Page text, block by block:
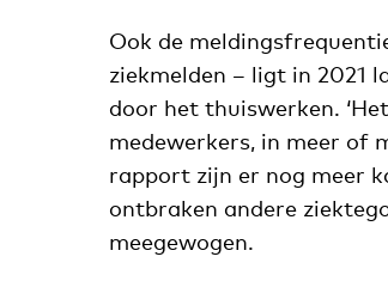
Ook de
ziekmelden – ligt in 2021
door het thuiswerken.
medewerkers, in meer of
rapport zijn er nog meer
ontbraken andere
meegewogen.